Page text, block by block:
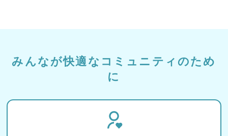
みんなが快適なコミュニティのため
に